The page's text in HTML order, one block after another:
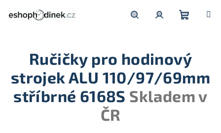
košík
Ručičky pro hodinový
strojek ALU 110/97/69mm
stříbrné 6168S Skladem v
ČR